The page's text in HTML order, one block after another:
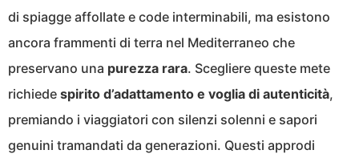
di spiagge affollate e code interminabili, ma esistono
ancora frammenti di terra nel Mediterraneo che
preservano una purezza rara. Scegliere queste mete
richiede spirito d’adattamento e voglia di autenticità,
premiando i viaggiatori con silenzi solenni e sapori
genuini tramandati da generazioni. Questi approdi